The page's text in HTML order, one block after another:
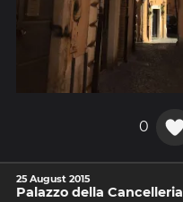
0
25 August 2015
Palazzo della Cancelleria